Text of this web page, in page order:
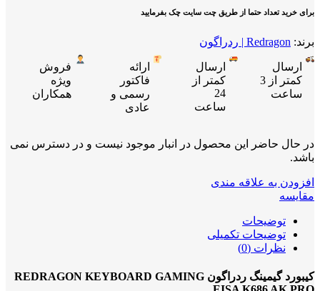
برای خرید تعداد حتما از طریق چت سایت چک بفرمایید
برند: Redragon | ردراگون
ارسال
کمتر از 3
ساعت
ارسال
کمتر از
24
ساعت
ارائه
فاکتور
رسمی و
عادی
فروش
ویژه
همکاران
در حال حاضر این محصول در انبار موجود نیست و در دسترس نمی
باشد.
افزودن به علاقه مندی
مقایسه
توضیحات
توضیحات تکمیلی
نظرات (0)
کیبورد گیمینگ ردراگون REDRAGON KEYBOARD GAMING